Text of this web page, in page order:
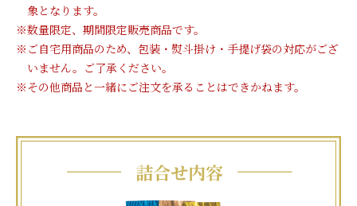
象となります。
※数量限定、期間限定販売商品です。
※ご自宅用商品のため、包装・熨斗掛け・手提げ袋の対応がござ
いません。 ご了承ください。
※その他商品と一緒にご注文を承ることはできかねます。